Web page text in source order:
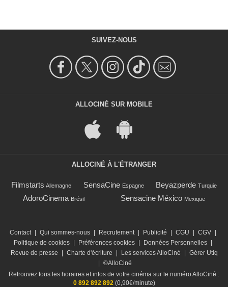
SUIVEZ-NOUS
ALLOCINÉ SUR MOBILE
ALLOCINÉ À L'ÉTRANGER
Filmstarts Allemagne SensaCine Espagne Beyazperde Turquie
AdoroCinema Brésil Sensacine México Mexique
Contact Qui sommes-nous Recrutement Publicité CGU CGV
Politique de cookies
Préférences cookies Données Personnelles
Revue de presse
Charte d'écriture Les services AlloCiné
Gérer Utiq
©AlloCiné
Retrouvez tous les horaires et infos de votre cinéma sur le numéro AlloCiné :
0 892 892 892(0,90€/minute)